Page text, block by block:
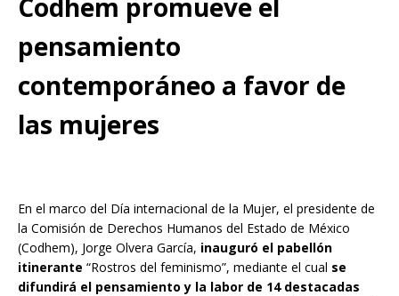
Codhem promueve el
pensamiento
contemporáneo a favor de
las mujeres
En el marco del Día internacional de la Mujer, el presidente de
la Comisión de Derechos Humanos del Estado de México
(Codhem), Jorge Olvera García, inauguró el pabellón
itinerante “Rostros del feminismo”, mediante el cual se
difundirá el pensamiento y la labor de 14 destacadas